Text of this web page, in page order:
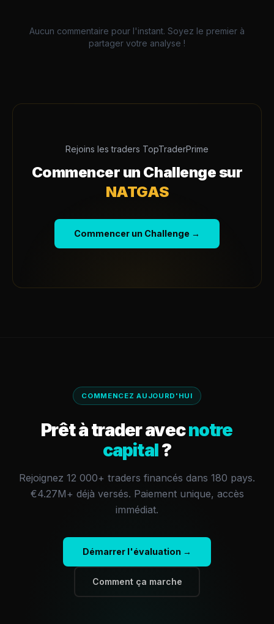
Aucun commentaire pour l'instant. Soyez le premier à
partager votre analyse !
Rejoins les traders TopTraderPrime
Commencer un Challenge sur
NATGAS
Commencer un Challenge →
COMMENCEZ AUJOURD'HUI
Prêt à trader avecnotre
capital?
Rejoignez 12 000+ traders financés dans 180 pays.
€4.27M+ déjà versés. Paiement unique, accès
immédiat.
Démarrer l'évaluation →
Comment ça marche